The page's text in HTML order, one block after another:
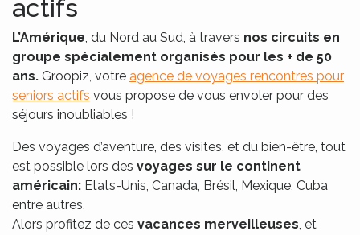
actifs
L’Amérique, du Nord au Sud, à travers nos circuits en
groupe spécialement organisés pour les + de 50
ans. Groopiz, votre agence de voyages rencontres pour
seniors actifs vous propose de vous envoler pour des
séjours inoubliables !
Des voyages d’aventure, des visites, et du bien-être, tout
est possible lors des voyages sur le continent
américain: Etats-Unis, Canada, Brésil, Mexique, Cuba
entre autres.
Alors profitez de ces vacances merveilleuses, et